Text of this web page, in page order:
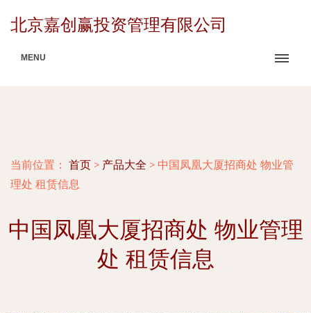
北京嘉创赢投资管理有限公司
MENU
当前位置： 首页 > 产品大全 > 中国凤凰大厦招商处 物业管
理处 租赁信息
中国凤凰大厦招商处 物业管理
处 租赁信息